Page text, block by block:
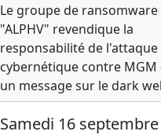
Le groupe de ransomware
"ALPHV" revendique la
responsabilité de l'attaque
cybernétique contre MGM
un message sur le dark
Samedi 16